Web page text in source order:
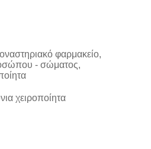
φαρμακείο,
- σώματος,
χειροποίητα